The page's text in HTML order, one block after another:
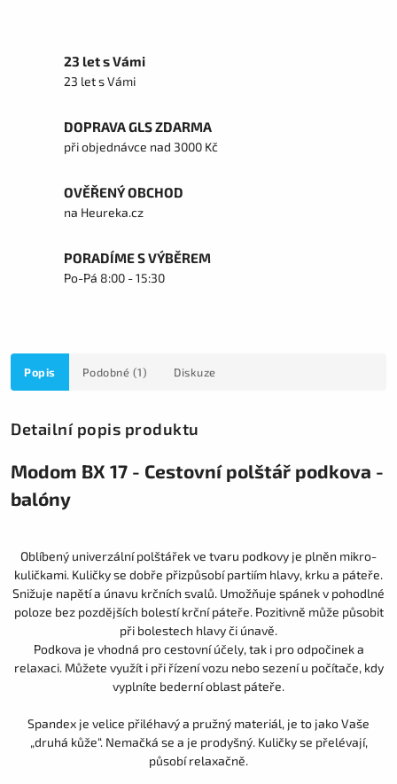
23 let s Vámi
23 let s Vámi
DOPRAVA GLS ZDARMA
při objednávce nad 3000 Kč
OVĚŘENÝ OBCHOD
na Heureka.cz
PORADÍME S VÝBĚREM
Po-Pá 8:00 - 15:30
Popis Podobné (1) Diskuze
Detailní popis produktu
Modom BX 17 - Cestovní polštář podkova -
balóny
Oblíbený univerzální polštářek ve tvaru podkovy je plněn mikro-
kuličkami. Kuličky se dobře přizpůsobí partiím hlavy, krku a páteře.
Snižuje napětí a únavu krčních svalů. Umožňuje spánek v pohodlné
poloze bez pozdějších bolestí krční páteře. Pozitivně může působit
při bolestech hlavy či únavě.
Podkova je vhodná pro cestovní účely, tak i pro odpočinek a
relaxaci. Můžete využít i při řízení vozu nebo sezení u počítače, kdy
vyplníte bederní oblast páteře.
Spandex je velice přiléhavý a pružný materiál, je to jako Vaše
„druhá kůže“. Nemačká se a je prodyšný. Kuličky se přelévají,
působí relaxačně.